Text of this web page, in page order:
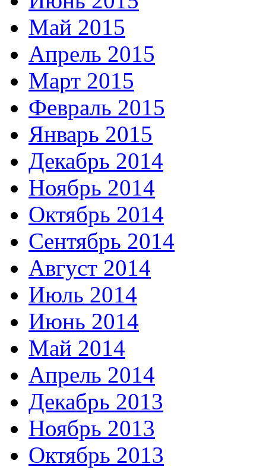
Май 2015
Апрель 2015
Март 2015
Февраль 2015
Январь 2015
Декабрь 2014
Ноябрь 2014
Октябрь 2014
Сентябрь 2014
Август 2014
Июль 2014
Июнь 2014
Май 2014
Апрель 2014
Декабрь 2013
Ноябрь 2013
Октябрь 2013